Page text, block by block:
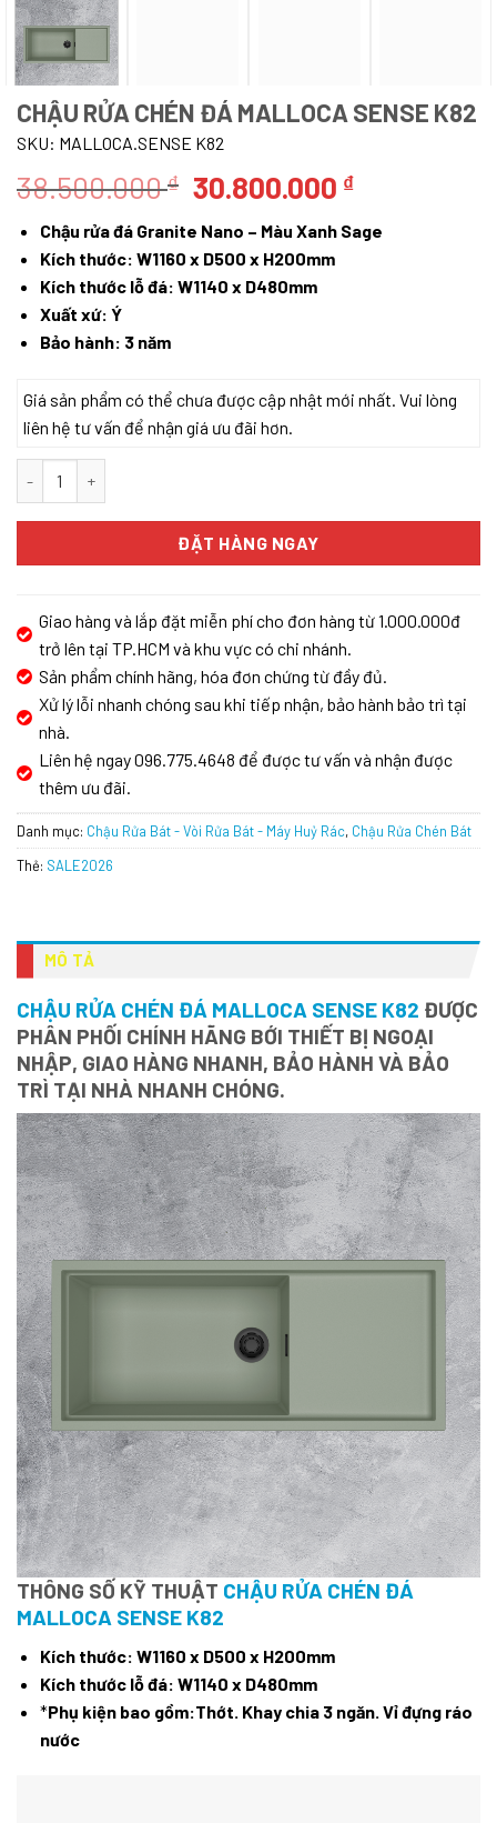
CHẬU RỬA CHÉN ĐÁ MALLOCA SENSE K82
SKU: MALLOCA.SENSE K82
38.500.000₫ Giá
là:
38.500.000 ₫.
30.800.000 ₫Giá
tại
Chậu rửa đá Granite Nano – Màu Xanh Sage
Kích thước: W1160 x D500 x H200mm
Kích thước lỗ đá: W1140 x D480mm
Xuất xứ: Ý
Bảo hành: 3 năm
Giá sản phẩm có thể chưa được cập nhật mới nhất. Vui lòng
liên hệ tư vấn để nhận giá ưu đãi hơn.
ĐẶT HÀNG NGAY
Giao hàng và lắp đặt miễn phí cho đơn hàng từ 1.000.000đ
trở lên tại TP.HCM và khu vực có chi nhánh.
Sản phẩm chính hãng, hóa đơn chứng từ đầy đủ.
Xử lý lỗi nhanh chóng sau khi tiếp nhận, bảo hành bảo trì tại
nhà.
Liên hệ ngay 096.775.4648 để được tư vấn và nhận được
thêm ưu đãi.
Danh mục: Chậu Rửa Bát - Vòi Rửa Bát - Máy Huỷ Rác, Chậu Rửa Chén Bát
Thẻ: SALE2026
MÔ TẢ
CHẬU RỬA CHÉN ĐÁ MALLOCA SENSE K82 ĐƯỢC
PHÂN PHỐI CHÍNH HÃNG BỚI THIẾT BỊ NGOẠI
NHẬP, GIAO HÀNG NHANH, BẢO HÀNH VÀ BẢO
TRÌ TẠI NHÀ NHANH CHÓNG.
THÔNG SỐ KỸ THUẬT CHẬU RỬA CHÉN ĐÁ
MALLOCA SENSE K82
Kích thước: W1160 x D500 x H200mm
Kích thước lỗ đá: W1140 x D480mm
*Phụ kiện bao gồm:Thớt. Khay chia 3 ngăn. Vỉ đựng ráo
nước